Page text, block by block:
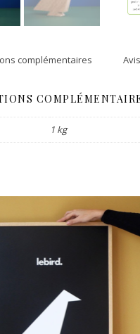
complémentaires
1 kg